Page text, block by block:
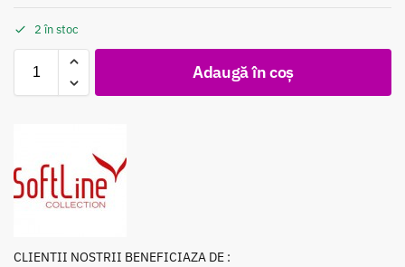
2 în stoc
Adaugă în coș
CLIENTII NOSTRII BENEFICIAZA DE :